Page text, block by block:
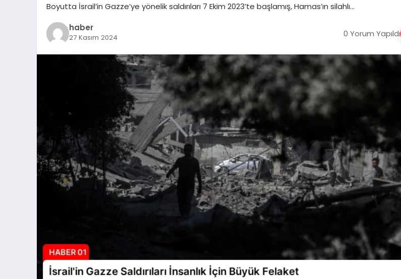
Boyutta İsrail’in Gazze’ye yönelik saldırıları 7 Ekim 2023’te başlamış, Hamas’ın silahlı…
haber
27 Kasım 2024 0 Yorum Yapıldı